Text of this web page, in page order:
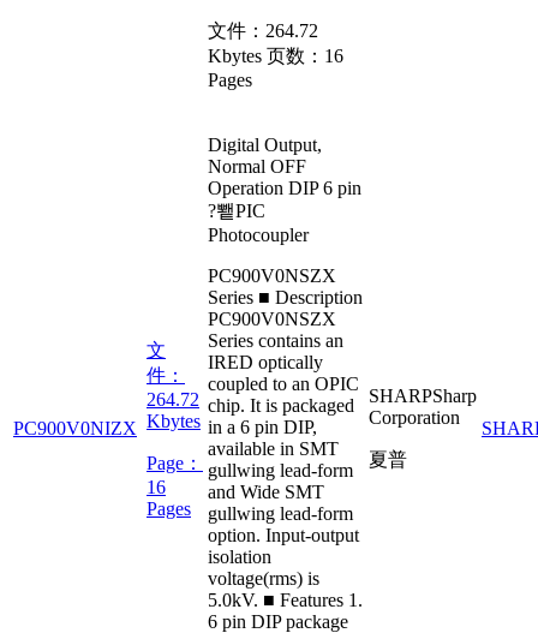
文件： 264.72
Kbytes 页数： 16
Pages
PC900V0NIZX
文
件：
264.72
Kbytes
Page：
16
Pages
Digital Output,
Normal OFF
Operation DIP 6 pin
?뾑PIC
Photocoupler
PC900V0NSZX
Series ■ Description
PC900V0NSZX
Series contains an
IRED optically
coupled to an OPIC
chip. It is packaged
in a 6 pin DIP,
available in SMT
gullwing lead-form
and Wide SMT
gullwing lead-form
option. Input-output
isolation
voltage(rms) is
5.0kV. ■ Features 1.
6 pin DIP package
SHARPSharp
Corporation
夏普